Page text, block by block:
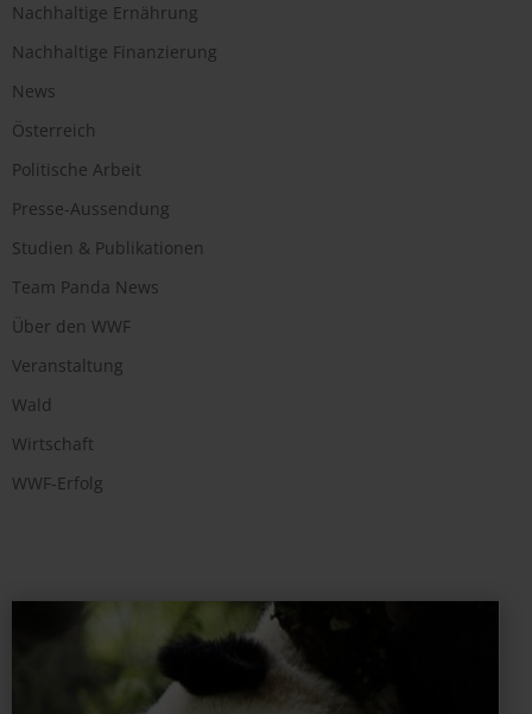
Nachhaltige Ernährung
Nachhaltige Finanzierung
News
Österreich
Politische Arbeit
Presse-Aussendung
Studien & Publikationen
Team Panda News
Über den WWF
Veranstaltung
Wald
Wirtschaft
WWF-Erfolg